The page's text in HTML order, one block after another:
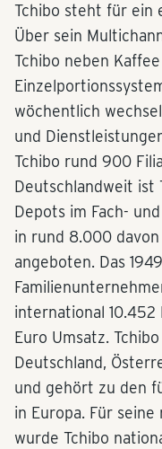
Tchibo steht für ein
Über sein
Tchibo neben
wöchentlich
und
Tchibo rund 900
Deutschlandweit ist
Depots im Fach-
in rund 8.000
angeboten. Das
international
Euro Umsatz.
Deutschland,
und gehört zu den
in Europa. Für
wurde Tchibo